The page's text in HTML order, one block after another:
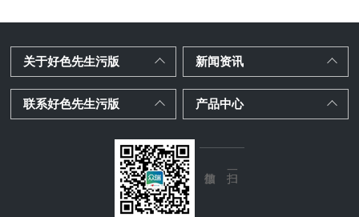
关于好色先生污版 新闻资讯
联系好色先生污版 产品中心